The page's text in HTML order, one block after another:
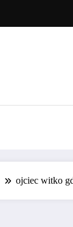
ojciec witko